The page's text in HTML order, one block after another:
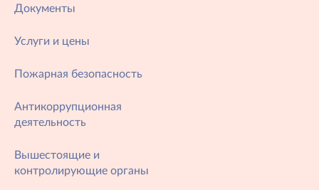
Документы
Услуги и цены
Пожарная безопасность
Антикоррупционная
деятельность
Вышестоящие и
контролирующие органы